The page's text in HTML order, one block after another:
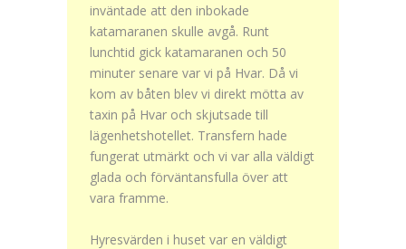
inväntade att den inbokade
katamaranen skulle avgå. Runt
lunchtid gick katamaranen och 50
minuter senare var vi på Hvar. Då vi
kom av båten blev vi direkt mötta av
taxin på Hvar och skjutsade till
lägenhetshotellet. Transfern hade
fungerat utmärkt och vi var alla väldigt
glada och förväntansfulla över att
vara framme.
Hyresvärden i huset var en väldigt